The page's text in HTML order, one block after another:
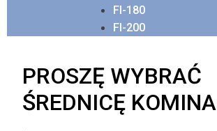
FI-180
FI-200
PROSZĘ WYBRAĆ
ŚREDNICĘ KOMINA